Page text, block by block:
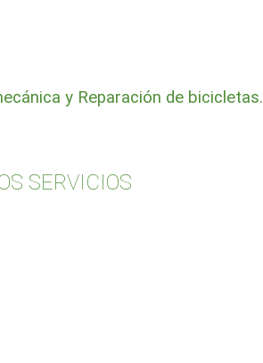
y Reparación de bicicletas.
SERVICIOS